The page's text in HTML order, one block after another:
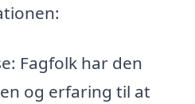
Fagfolk har den
og erfaring til at